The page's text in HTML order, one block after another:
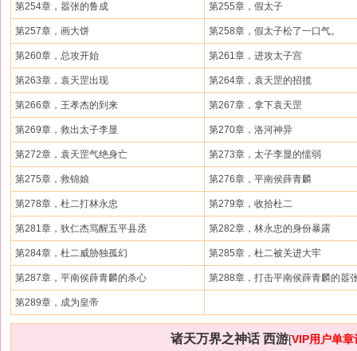
第254章，嚣张的鲁成 第255章，假太子
第257章，画大饼 第258章，假太子松了一口气。
第260章，总攻开始 第261章，进攻太子宫
第263章，袁天罡出现 第264章，袁天罡的招揽
第266章，王孝杰的到来 第267章，拿下袁天罡
第269章，救出太子李显 第270章，洛河神异
第272章，袁天罡气绝身亡 第273章，太子李显的懦弱
第275章，救锦娘 第276章，平南侯薛青麟
第278章，杜二打林永忠 第279章，收拾杜二
第281章，狄仁杰骂醒五平县丞 第282章，林永忠的身份暴露
第284章，杜二威胁独孤幻 第285章，杜二被关进大牢
第287章，平南侯薛青麟的杀心 第288章，打击平南侯薛青麟的嚣
第289章，成为皇帝
诸天万界之神话 西游[VIP用户单章